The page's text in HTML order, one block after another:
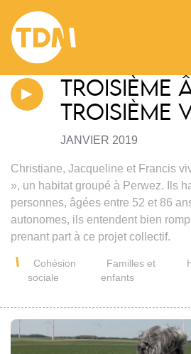
TROISIÈME
TROISIÈME
JANVIER 2019
Christiane, Jacqueline et Francis
», un habitat groupé à Perwez. Ils
personnes, âgées entre 52 et 86
autonomes, ils entendent bien
prenant part à ce projet collectif.
Cohésion
sociale
Familles et
enfants